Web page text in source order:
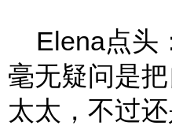
Elena点头
毫无疑问是
太太，不过